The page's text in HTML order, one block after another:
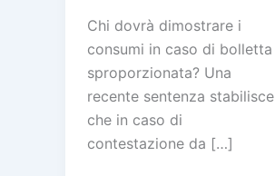
Chi dovrà dimostrare i
consumi in caso di bolletta
sproporzionata? Una
recente sentenza stabilisce
che in caso di
contestazione da […]